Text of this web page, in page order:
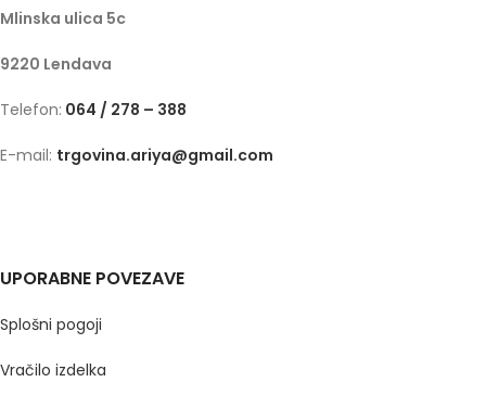
Mlinska ulica 5c
9220 Lendava
Telefon: 064 / 278 – 388
E-mail: trgovina.ariya@gmail.com
UPORABNE POVEZAVE
Splošni pogoji
Vračilo izdelka